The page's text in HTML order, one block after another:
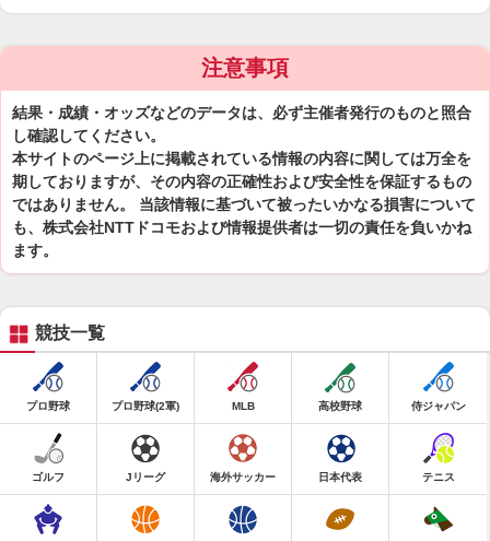
注意事項
結果・成績・オッズなどのデータは、必ず主催者発行のものと照合
し確認してください。
本サイトのページ上に掲載されている情報の内容に関しては万全を
期しておりますが、その内容の正確性および安全性を保証するもの
ではありません。 当該情報に基づいて被ったいかなる損害について
も、株式会社NTTドコモおよび情報提供者は一切の責任を負いかね
ます。
競技一覧
プロ野球 プロ野球(2軍) MLB 高校野球 侍ジャパン
ゴルフ Jリーグ 海外サッカー 日本代表 テニス